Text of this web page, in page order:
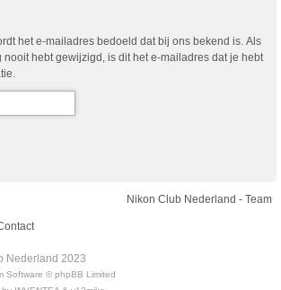
het e-mailadres bedoeld dat bij ons bekend is. Als
hebt gewijzigd, is dit het e-mailadres dat je hebt
Nikon Club Nederland - Team
Nederland 2023
Software © phpBB Limited